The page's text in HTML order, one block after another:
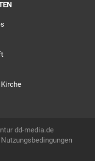
dd-media.de
Nutzungsbedingungen